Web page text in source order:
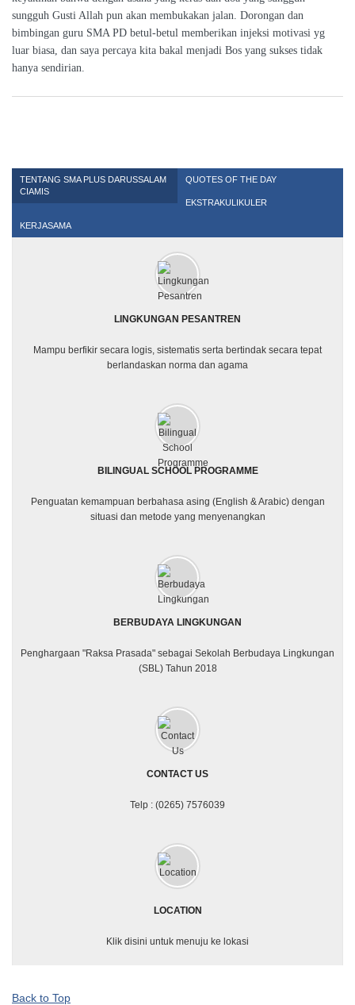
sungguh Gusti Allah pun akan membukakan jalan. Dorongan dan
bimbingan guru SMA PD betul-betul memberikan injeksi motivasi yg
luar biasa, dan saya percaya kita bakal menjadi Bos yang sukses tidak
hanya sendirian.
TENTANG SMA PLUS DARUSSALAM
CIAMIS
QUOTES OF THE DAY
EKSTRAKULIKULER
KERJASAMA
LINGKUNGAN PESANTREN
Mampu berfikir secara logis, sistematis serta bertindak secara tepat
berlandaskan norma dan agama
BILINGUAL SCHOOL PROGRAMME
Penguatan kemampuan berbahasa asing (English & Arabic) dengan
situasi dan metode yang menyenangkan
BERBUDAYA LINGKUNGAN
Penghargaan "Raksa Prasada" sebagai Sekolah Berbudaya Lingkungan
(SBL) Tahun 2018
CONTACT US
Telp : (0265) 7576039
LOCATION
Klik disini untuk menuju ke lokasi
Back to Top